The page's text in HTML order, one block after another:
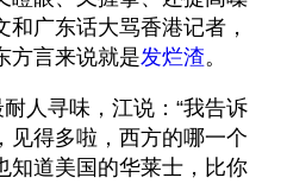
广东话大骂香港记者，
方言来说就是发烂渣。
人寻味，江说：“我告诉
见得多啦，西方的哪一个
知道美国的华莱士，比你